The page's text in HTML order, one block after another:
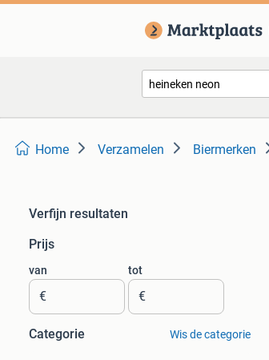
Home Verzamelen Biermerken
Verfijn resultaten
Prijs
van
€
tot
€
Categorie Wis de categorie